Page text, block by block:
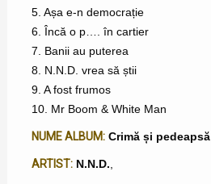
5. Așa e-n democrație
6. Încă o p…. în cartier
7. Banii au puterea
8. N.N.D. vrea să știi
9. A fost frumos
10. Mr Boom & White Man
NUME ALBUM: Crimă și pedeapsă
ARTIST: N.N.D.